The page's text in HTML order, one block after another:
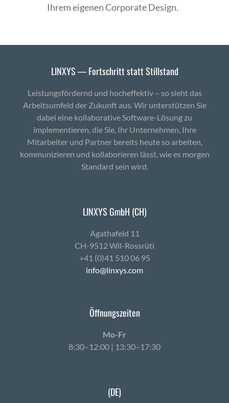
Ihrem eige­nen Cor­po­rate Design.
LINXYS — Fortschritt statt Stillstand
Leistungsfördernd und hocheffektiv – so sieht das
Arbeitsumfeld der Zukunft aus. Wir unterstützen Sie
dabei eine kollaborative Software-Lösung zu
implementieren, die Sie, Ihr Unternehmen, Ihre
Mitarbeiter und Partner bereits heute so arbeiten,
kommunizieren und kollaborieren lässt, wie es morgen
Standard sein wird.
LINXYS GmbH (CH)
Agath­afeld 11
CH-9512 Wil-Ross­rüti
+41 (0)41 510 06 95
info@linxys.com
Öffnungszeiten
Mo-Fr
8:30–12:00 | 13:30–17:30
(DE)